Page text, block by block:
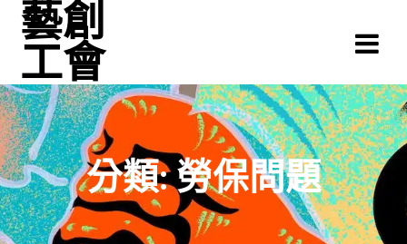
藝創
工會
分類:勞保問題